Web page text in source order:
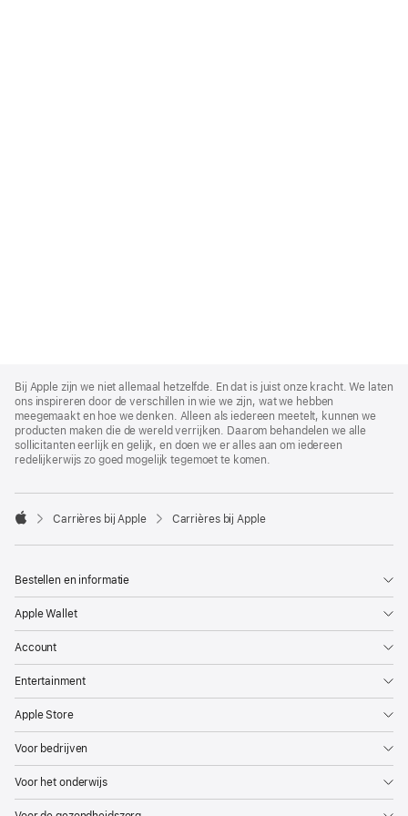
Footer
Bij Apple zijn we niet allemaal hetzelfde. En dat is juist onze kracht. We laten
ons inspireren door de verschillen in wie we zijn, wat we hebben
meegemaakt en hoe we denken. Alleen als iedereen meetelt, kunnen we
producten maken die de wereld verrijken. Daarom behandelen we alle
sollicitanten eerlijk en gelijk, en doen we er alles aan om iedereen
redelijkerwijs zo goed mogelijk tegemoet te komen.

Carrières bij Apple Carrières bij Apple
Bestellen en informatie
Apple Wallet
Account
Entertainment
Apple Store
Voor bedrijven
Voor het onderwijs